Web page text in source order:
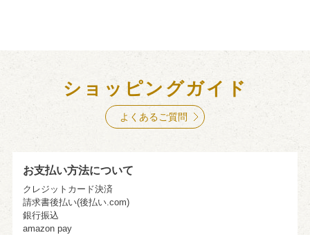
ショッピングガイド
よくあるご質問
お支払い方法について
クレジットカード決済
請求書後払い(後払い.com)
銀行振込
amazon pay